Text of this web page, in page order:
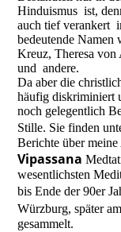
Hinduismus ist,
auch tief verankert
bedeutende Namen
Kreuz, Theresa von
und andere.
Da aber die
häufig diskriminiert
noch gelegentlich
Stille. Sie finden
Berichte über
Vipassana
wesentlichsten
bis Ende der 90er
Würzburg, später am
gesammelt.